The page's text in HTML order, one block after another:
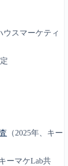
ウスマーケティ
（2025年、キー
ーマケLab共